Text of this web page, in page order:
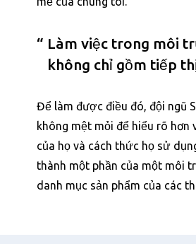
Làm việc trong môi
không chỉ gồm tiếp
Để làm được điều đó, đội ngũ
không mệt mỏi để hiểu rõ hơn
của họ và cách thức họ sử
thành một phần của một môi
danh mục sản phẩm của các